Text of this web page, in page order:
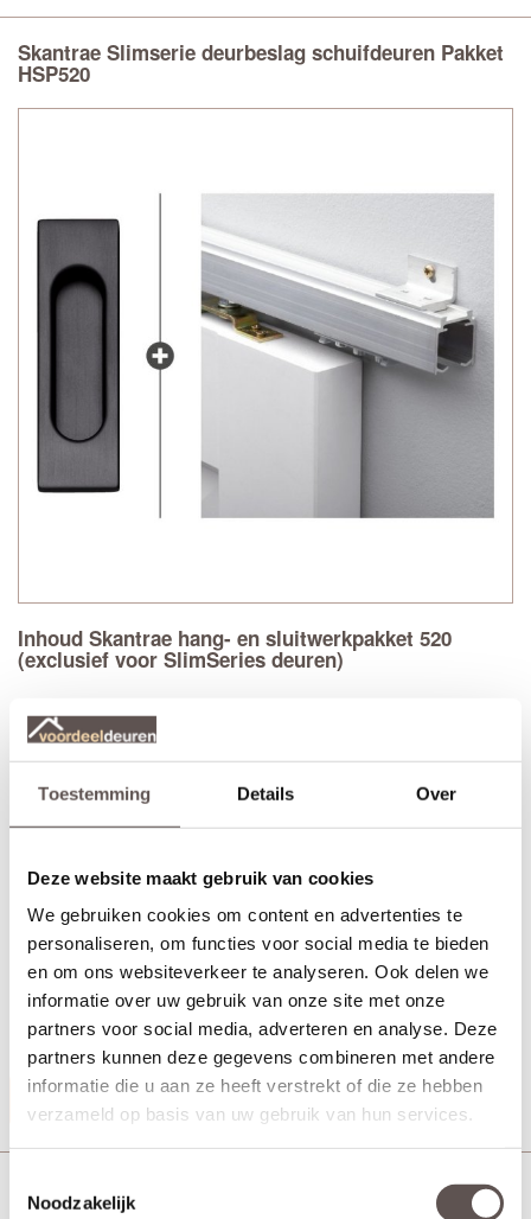
Toestemming Details Over
Deze website maakt gebruik van cookies
We gebruiken cookies om content en advertenties te
personaliseren, om functies voor social media te bieden
en om ons websiteverkeer te analyseren. Ook delen we
informatie over uw gebruik van onze site met onze
partners voor social media, adverteren en analyse. Deze
partners kunnen deze gegevens combineren met andere
informatie die u aan ze heeft verstrekt of die ze hebben
verzameld op basis van uw gebruik van hun services.
Noodzakelijk
Skantrae Slimserie deurbeslag schuifdeuren Pakket
HSP520
Inhoud Skantrae hang- en sluitwerkpakket 520
(exclusief voor SlimSeries deuren)
infrezing)
Het Skantrae Alfa schuifdeursysteem is geschikt voor montage
schuifdeurrail dan onder een horizontale ligger. Ideaal voor
Voor afwerking van de Skantrae Alfa schuifrail op de wand is een
Skantrae kooflijst als optie los te bestellen. Het Skantrae Alfa
schuifdeursysteem word dan aan de bovenzijde met een handige
aluminium klik-kap afgewerkt. Wil jij een klik-kap mee bestellen,
neem dan contact op met deklantenservice.
Productinformatie
Skantrae Slimserie deurbeslag schuifdeuren Pakket
HSP521